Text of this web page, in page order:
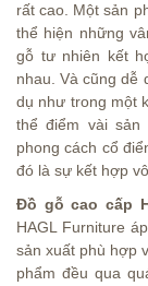
rất cao. Một sản
thể hiện những
gỗ tư nhiên kết
nhau. Và cũng dễ
dụ như trong một
thể điểm vài sản
phong cách cổ
đó là sự kết hợp
Đồ gỗ cao cấp
HAGL Furniture
sản xuất phù hợp
phẩm đều qua